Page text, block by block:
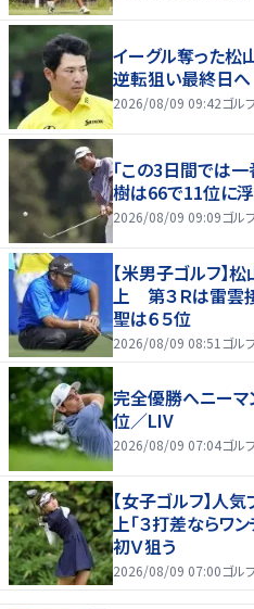
イーグル奪った松
逆転狙い最終日
2026/08/09 09:42ゴル
「この3日間では
樹は66で11位に
2026/08/09 09:09ゴル
【米男子ゴルフ】
上 第３Ｒは雷雲
聖は６５位
2026/08/09 08:51 ゴル
完全優勝へニー
位／LIV
2026/08/09 07:04ゴル
【女子ゴルフ】人
上「３打差ならワ
初Ｖ狙う
2026/08/09 07:00ゴル